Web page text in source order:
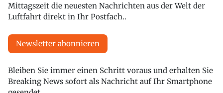
Mittagszeit die neuesten Nachrichten aus der Welt der
Luftfahrt direkt in Ihr Postfach..
Newsletter abonnieren
Bleiben Sie immer einen Schritt voraus und erhalten Sie
Breaking News sofort als Nachricht auf Ihr Smartphone